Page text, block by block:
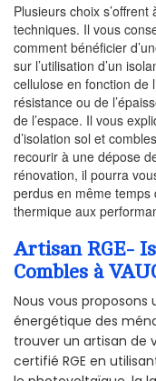
Plusieurs choix
techniques. Il vous
comment bénéficier
sur l’utilisation d’un
cellulose en fonction de
résistance ou de
de l’espace. Il vous
d’isolation sol et
recourir à une dépose
rénovation, il pourra
perdus en même
thermique aux
Artisan RGE-
Combles à
Nous vous
énergétique des
trouver un artisan de
certifié RGE en